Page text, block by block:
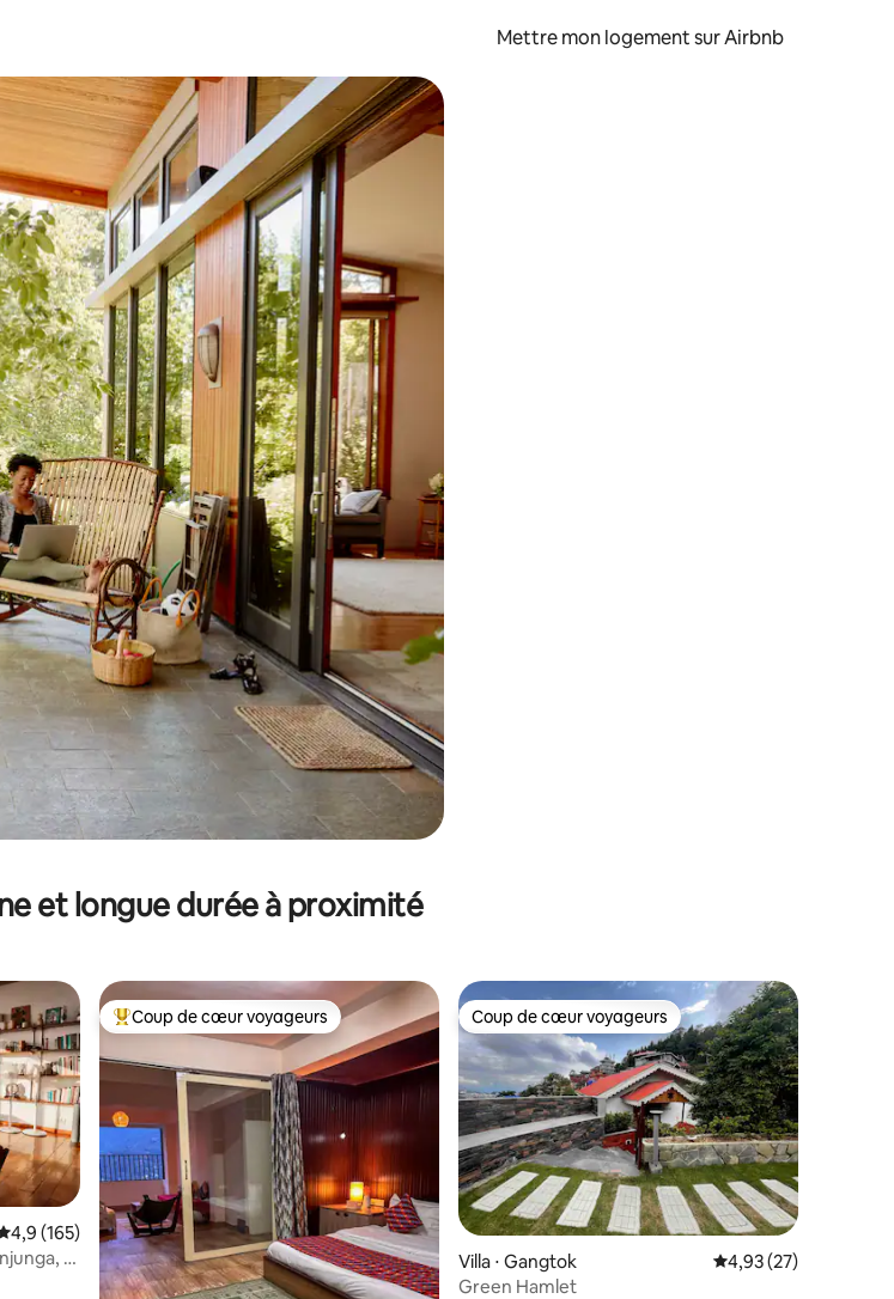
Mettre mon logement sur Airbnb
pour les parcourir ou en appuyant et en faisant glisser.
et longue durée à proximité
: 5 sur 5
moyenne sur la base de 165 commentaires : 4,9 sur 5
4,9 (165)
à
Coups de cœur voyageurs les plus appréciés
Coup de cœur voyageurs Coup de cœur voyageurs
Coup de cœur voyageurs
Villa ⋅ Gangtok Évaluation moyenne
4,93 (27)
Green Hamlet